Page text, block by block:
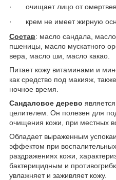
·
очищает лицо от
·
крем не имеет жирную
Состав: масло сандала,
пшеницы, масло мускатного
вера, масло ши, масло какао.
Питает кожу витаминами и
как средство под макияж,
ночное время.
Сандаловое дерево
целителем. Он полезен для
очищения кожи, при местных
Обладает выраженным
эффектом при
раздражениях кожи,
бактерицидным и
увлажняет и заживляет кожу.